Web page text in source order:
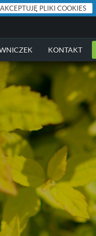
AKCEPTUJĘ PLIKI COOKIES
KONTAKT